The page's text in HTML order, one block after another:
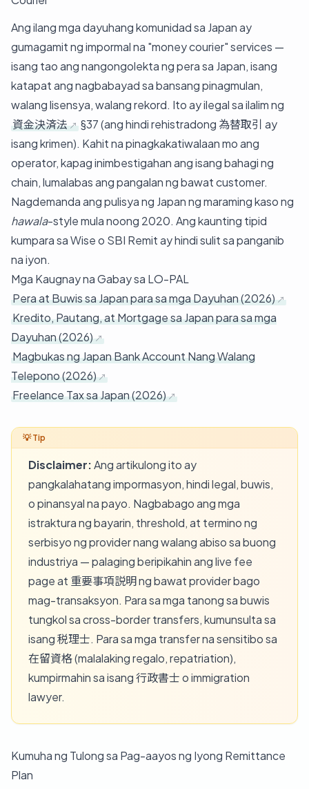
Ang ilang mga dayuhang komunidad sa Japan ay
gumagamit ng impormal na "money courier" services —
isang tao ang nangongolekta ng pera sa Japan, isang
katapat ang nagbabayad sa bansang pinagmulan,
walang lisensya, walang rekord. Ito ay ilegal sa ilalim ng
資金決済法
§37 (ang hindi rehistradong 為替取引 ay
isang krimen). Kahit na pinagkakatiwalaan mo ang
operator, kapag inimbestigahan ang isang bahagi ng
chain, lumalabas ang pangalan ng bawat customer.
Nagdemanda ang pulisya ng Japan ng maraming kaso ng
hawala-style mula noong 2020. Ang kaunting tipid
kumpara sa Wise o SBI Remit ay hindi sulit sa panganib
na iyon.
Mga Kaugnay na Gabay sa LO-PAL
Pera at Buwis sa Japan para sa mga Dayuhan (2026)
Kredito, Pautang, at Mortgage sa Japan para sa mga
Dayuhan (2026)
Magbukas ng Japan Bank Account Nang Walang
Telepono (2026)
Freelance Tax sa Japan (2026)
Disclaimer:Ang artikulong ito ay
pangkalahatang impormasyon, hindi legal, buwis,
o pinansyal na payo. Nagbabago ang mga
istraktura ng bayarin, threshold, at termino ng
serbisyo ng provider nang walang abiso sa buong
industriya — palaging beripikahin ang live fee
page at 重要事項説明 ng bawat provider bago
mag-transaksyon. Para sa mga tanong sa buwis
tungkol sa cross-border transfers, kumunsulta sa
isang 税理士. Para sa mga transfer na sensitibo sa
在留資格 (malalaking regalo, repatriation),
kumpirmahin sa isang 行政書士 o immigration
lawyer.
Kumuha ng Tulong sa Pag-aayos ng Iyong Remittance
Plan